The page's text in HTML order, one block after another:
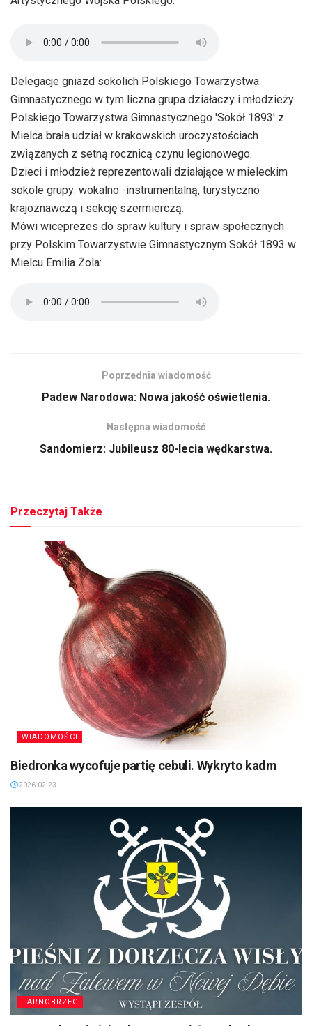
Delegacje gniazd sokolich Polskiego Towarzystwa
Gimnastycznego w tym liczna grupa działaczy i młodzieży
Polskiego Towarzystwa Gimnastycznego 'Sokół 1893' z
Mielca brała udział w krakowskich uroczystościach
związanych z setną rocznicą czynu legionowego.
Dzieci i młodzież reprezentowali działające w mieleckim
sokole grupy: wokalno -instrumentalną, turystyczno
krajoznawczą i sekcję szermierczą.
Mówi wiceprezes do spraw kultury i spraw społecznych
przy Polskim Towarzystwie Gimnastycznym Sokół 1893 w
Mielcu Emilia Żola:
Poprzednia wiadomość
Padew Narodowa: Nowa jakość oświetlenia.
Następna wiadomość
Sandomierz: Jubileusz 80-lecia wędkarstwa.
Przeczytaj Także
WIADOMOŚCI
Biedronka wycofuje partię cebuli. Wykryto kadm
2026-02-23
TARNOBRZEG